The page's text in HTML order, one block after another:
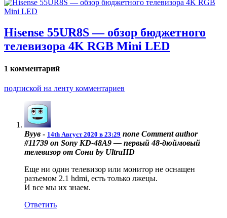
Hisense 55UR8S — обзор бюджетного
телевизора 4K RGB Mini LED
1 комментарий
подпиской на ленту комментариев
Вуув - 14th Август 2020 в 23:29 none Comment author
#11739 on Sony KD-48A9 — первый 48-дюймовый
телевизор от Сони by UltraHD
Еще ни один телевизор или монитор не оснащен
разъемом 2.1 hdmi, есть только лжецы.
И все мы их знаем.
Ответить